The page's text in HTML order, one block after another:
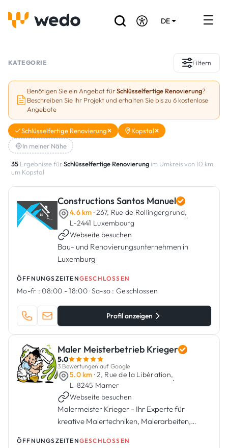
DE
Referenzen
Förderungen & Zuschüsse
Stellenbörse
Sind Sie Handwerker?
Einloggen
KATEGORIE Filtern
Benötigen Sie ein Angebot fürSchlüsselfertige Renovierung?
Beschreiben Sie Ihr Projekt und erhalten Sie bis zu 6 kostenlose
Angebote
Schlüsselfertige Renovierung
Kopstal
In meiner Nähe
35 Ergebnisse fürSchlüsselfertige Renovierung im Umkreis von 10 km
um Kopstal
Constructions Santos Manuel
4.6 km · 267, Rue de Rollingergrund,
L-2441 Luxembourg
·
Webseite besuchen
Bau- und Renovierungsunternehmen in
Luxemburg
ÖFFNUNGSZEITENGESCHLOSSEN
Mo-fr : 08:00 - 18:00·Sa-so : Geschlossen
Profil anzeigen
Maler Meisterbetrieb Krieger
5.0
3 Bewertungen auf Google
5.0 km · 2, Rue de la Libération,
L-8245 Mamer
·
Webseite besuchen
Malermeister Krieger - Ihr Experte für
kreative Malertechniken, Malerarbeiten,
ÖFFNUNGSZEITENGESCHLOSSEN